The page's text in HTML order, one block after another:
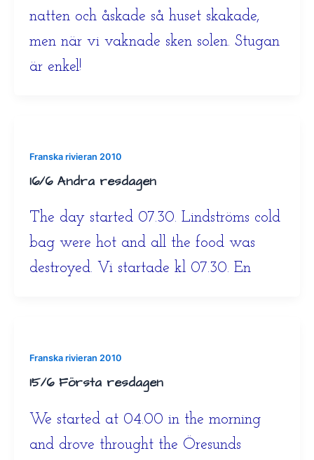
natten och åskade så huset skakade,
men när vi vaknade sken solen. Stugan
är enkel!
Franska rivieran 2010
16/6 Andra resdagen
The day started 07.30. Lindströms cold
bag were hot and all the food was
destroyed. Vi startade kl 07.30. En
Franska rivieran 2010
15/6 Första resdagen
We started at 04.00 in the morning
and drove throught the Öresunds